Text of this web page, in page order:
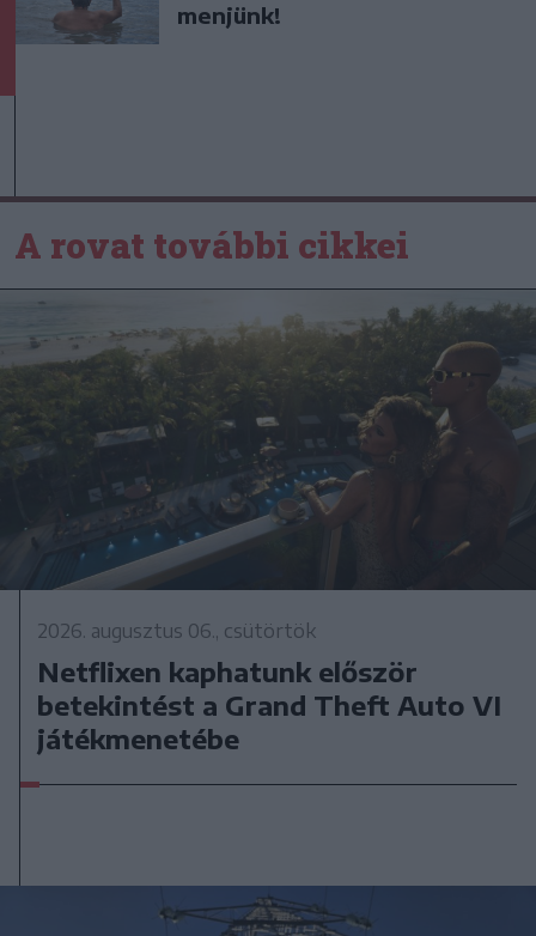
menjünk!
A rovat további cikkei
2026. augusztus 06., csütörtök
Netflixen kaphatunk először
betekintést a Grand Theft Auto VI
játékmenetébe